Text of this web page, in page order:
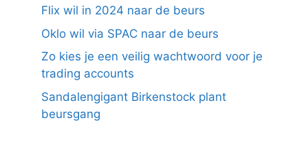
Flix wil in 2024 naar de beurs
Oklo wil via SPAC naar de beurs
Zo kies je een veilig wachtwoord voor je
trading accounts
Sandalengigant Birkenstock plant
beursgang